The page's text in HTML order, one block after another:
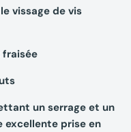
vissage de vis
fraisée
un serrage et un
excellente prise en